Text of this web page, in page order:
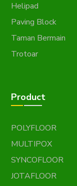
Helipad
Paving Block
Taman Bermain
Trotoar
Product
POLYFLOOR
MULTIPOX
SYNCOFLOOR
JOTAFLOOR